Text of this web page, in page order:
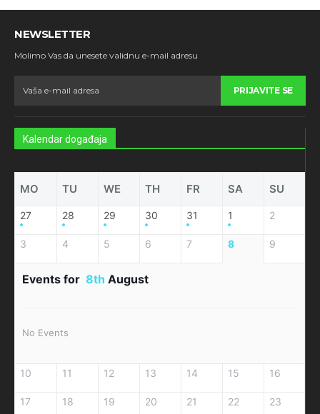
NEWSLETTER
Molimo Vas da unesete validnu e-mail adresu
PRIJAVITE SE
Kalendar događaja
MO TU WE TH FR SA SU
27 28 29 30 31 1 2
3 4 5 6 7 8 9
Events for 8th August
No Events
10 11 12 13 14 15 16
17 18 19 20 21 22 23